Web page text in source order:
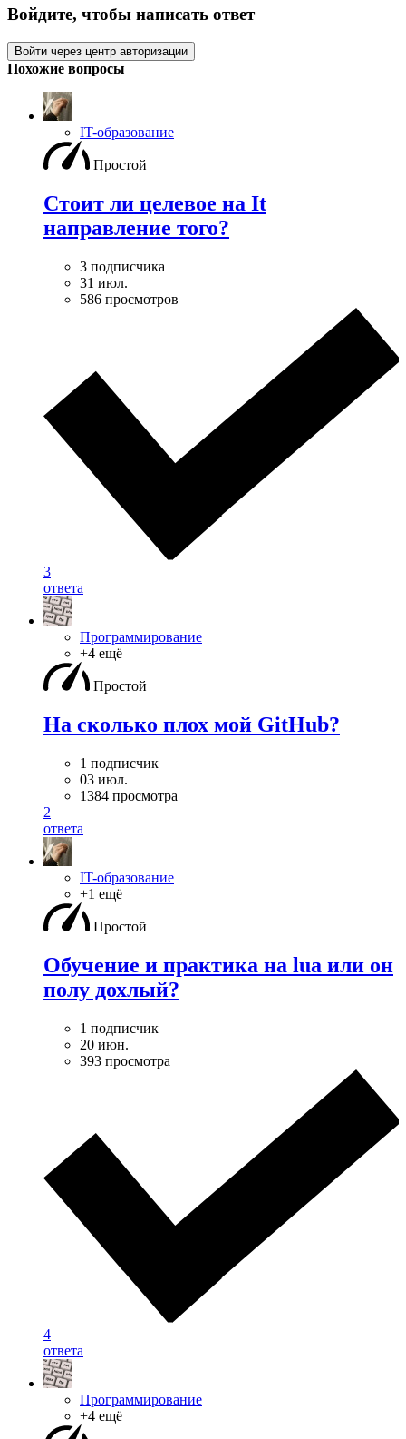
Войдите, чтобы написать ответ
Войти через центр авторизации
Похожие вопросы
IT-образование
Простой
Стоит ли целевое на It
направление того?
3 подписчика
31 июл.
586 просмотров
3
ответа
Программирование
+4 ещё
Простой
На сколько плох мой GitHub?
1 подписчик
03 июл.
1384 просмотра
2
ответа
IT-образование
+1 ещё
Простой
Обучение и практика на lua или он
полу дохлый?
1 подписчик
20 июн.
393 просмотра
4
ответа
Программирование
+4 ещё